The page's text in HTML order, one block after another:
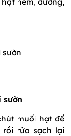
sườn
sườn
muối hạt để
rửa sạch lại